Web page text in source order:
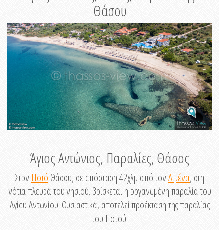
Θάσου
Άγιος Αντώνιος, Παραλίες, Θάσος
Στον Ποτό Θάσου, σε απόσταση 42χλμ από τονΛιμένα, στη
νότια πλευρά του νησιού, βρίσκεται η οργανωμένη παραλία του
Αγίου Αντωνίου. Ουσιαστικά, αποτελεί προέκταση της παραλίας
του Ποτού.